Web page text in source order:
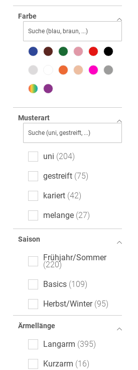
Comfort Fit
Relaxed Fit 9
Tailored Fit 7
Modern Fit
Oversized 4
Loose Fit 1
Farbe
Musterart
uni 204
gestreift 75
kariert 42
melange 27
Motivprint 16
All-Over-Print (AOP)
gepunktet 7
Denim 4
Saison
Frühjahr/Sommer
220
Basics 109
Herbst/Winter 95
Ärmellänge
Langarm 395
Kurzarm 16